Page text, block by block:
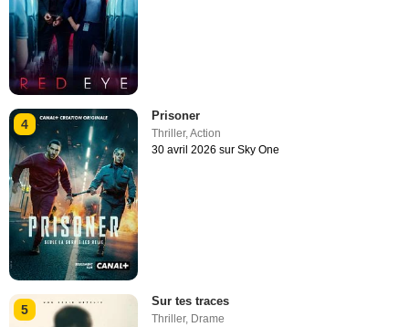
4
Prisoner
Thriller,Action
30 avril 2026 sur Sky One
5
Sur tes traces
Thriller, Drame